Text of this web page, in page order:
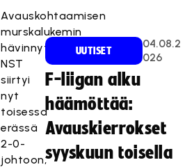
Avauskohtaamisen
murskalukemin
hävinnyt
NST
siirtyi
nyt
toisessa
erässä
2-0-
johtoon,
UUTISET
04.08.2
026
F-liigan alku
häämöttää:
Avauskierrokset
syyskuun toisella